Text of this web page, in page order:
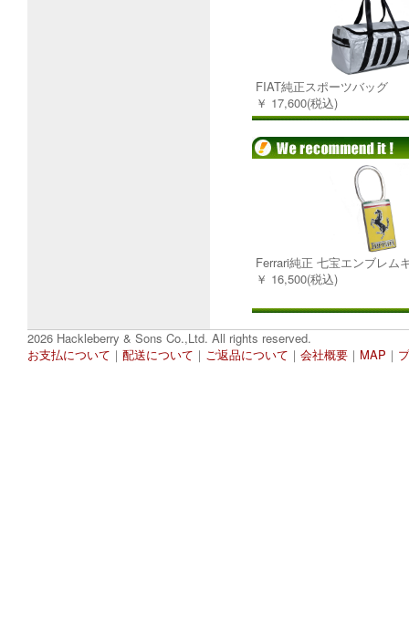
FIAT純正スポーツバッグ
￥ 17,600(税込)
Ferrari純正 七宝エンブレム
￥ 16,500(税込)
2026 Hackleberry & Sons Co.,Ltd. All rights reserved.
お支払について ｜ 配送について ｜ ご返品について ｜ 会社概要 ｜ MAP ｜